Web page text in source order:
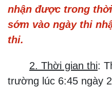
nhận được trong
sớm vào ngày thi
thi.
2. Thời gian thi:
trường lúc 6:45 ngày